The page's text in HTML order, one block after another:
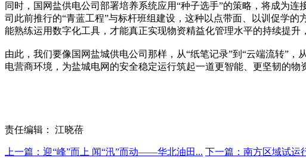
同时，国网盐供电公司部署培养系统应用“种子选手”的策略，将成为
司此前推行的“青蓝工程”与标杆班组建设，这种以点带面、以训促学
能熟练运用数字化工具，才能真正实现物资精益化管理水平的持续提升
由此，我们要像国网盐城供电公司那样，从“纸笔记录”到“云端流转”
电营商环境，为盐城电网的安全稳定运行筑起一道更智能、更坚韧的物
责任编辑： 江晓蓓
上一篇：迎“峰”而上 闻“汛”而动——华北油田... 下一篇：南方区域试运